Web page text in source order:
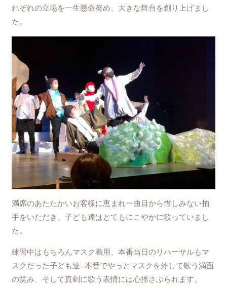
れぞれの立場を一生懸命努め、大きな舞台を創り上げまし
た。
満席のあたたかいお客様に恵まれ一曲目から惜しみない拍
手をいただき、子ども達はとてもにこやかに歌っていまし
た。
練習中はもちろんマスク着用、本番当日のリハーサルもマ
スクだった子ども達…本番でやっとマスクを外して歌う満面
の笑み、そして真剣に歌う表情には心揺さぶられます。